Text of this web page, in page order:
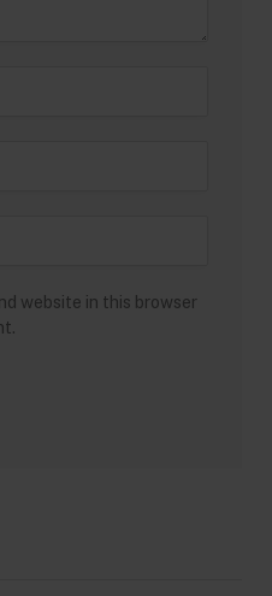
website in this browser